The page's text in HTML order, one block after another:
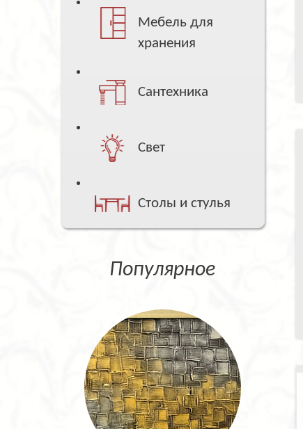
Мебель для
хранения
Сантехника
Свет
Столы и стулья
Популярное